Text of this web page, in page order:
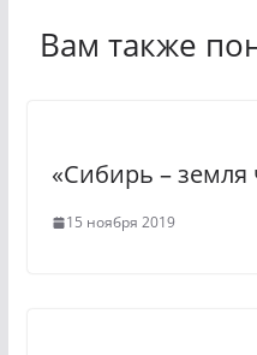
a
i
k
g
Вам также
«Сибирь – земля
15 ноября 2019